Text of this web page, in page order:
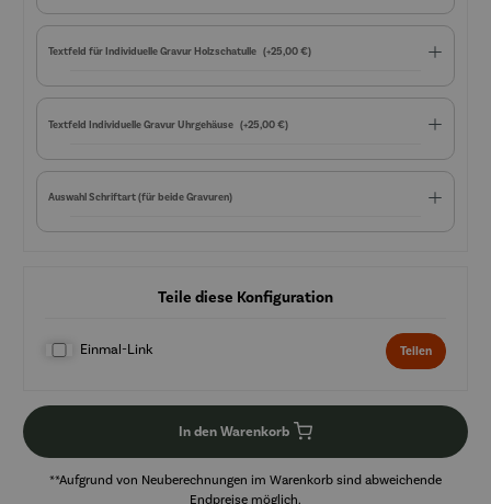
Textfeld für Individuelle Gravur Holzschatulle (+25,00 €)
Textfeld Individuelle Gravur Uhrgehäuse (+25,00 €)
Auswahl Schriftart (für beide Gravuren)
Teile diese Konfiguration
Einmal-Link Teilen
In den Warenkorb
**Aufgrund von Neuberechnungen im Warenkorb sind abweichende
Endpreise möglich.